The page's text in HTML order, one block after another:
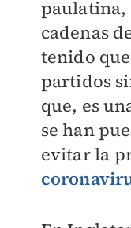
paulatina,
cadenas
tenido
partidos
que, es
se han
evitar la